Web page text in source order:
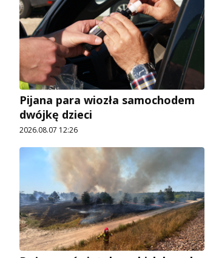
Pijana para wiozła samochodem
dwójkę dzieci
2026.08.07 12:26